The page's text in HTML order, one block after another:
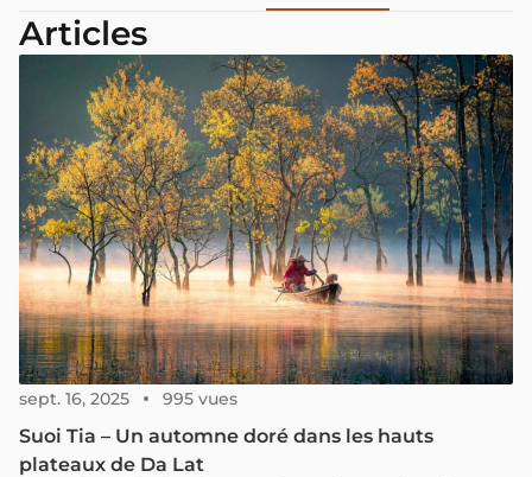
Articles
sept. 16, 2025 995 vues
Suoi Tia – Un automne doré dans les hauts
plateaux de Da Lat